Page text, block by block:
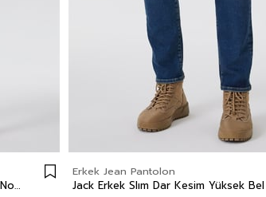
Jeff Erkek Skınny Süper Dar Kesim Normal Bel Dar Paça Jean Pantolon Mavi
Erkek Jean Pantolon